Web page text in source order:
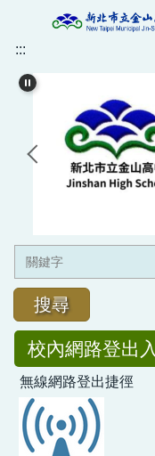
主
要
:::
搜尋
校內網路登出
無線網路登出捷徑